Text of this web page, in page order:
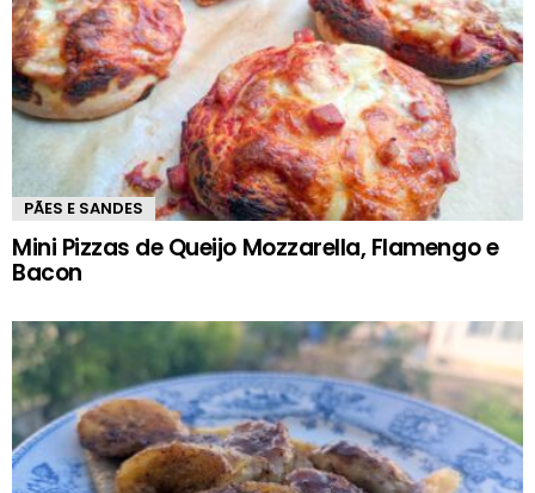
PÃES E SANDES
Mini Pizzas de Queijo Mozzarella, Flamengo e
Bacon